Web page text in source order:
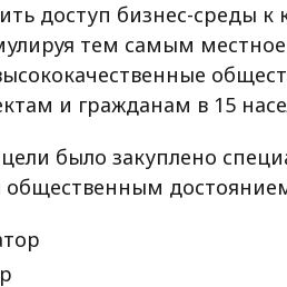
доступ бизнес-среды
тем самым
и гражданам в 15
было закуплено
общественным